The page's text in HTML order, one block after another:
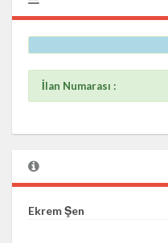
İlan Numarası :
Ekrem Şen